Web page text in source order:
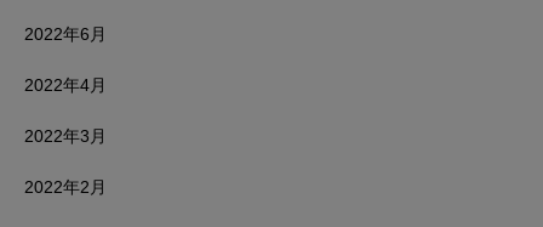
2022年6月
2022年4月
2022年3月
2022年2月